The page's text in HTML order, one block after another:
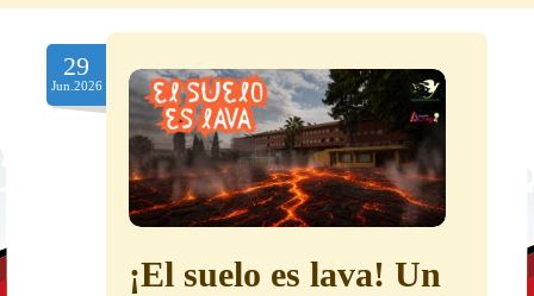
Alumnos
Maestros
Nuestro centro
Contacto
29
Jun.2026
¡El suelo es lava! Un